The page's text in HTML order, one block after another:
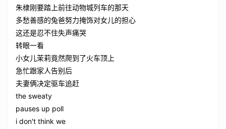
朱棣刚要踏上前往动物城列车的那天
多愁善感的兔爸努力掩饰对女儿的担心
这还是忍不住失声痛哭
转眼一看
小女儿茉莉竟然爬到了火车顶上
急忙跟家人告别后
夫妻俩决定驱车追赶
the sweaty
pauses up poll
i don't think we